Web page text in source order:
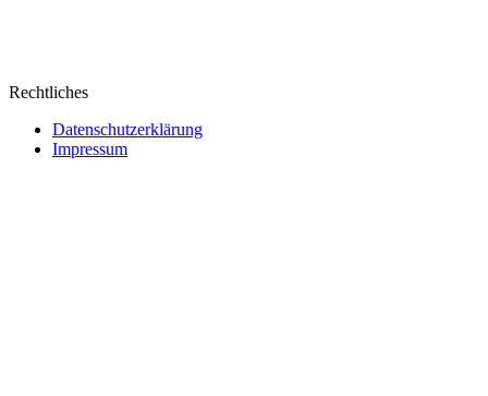
Rechtliches
Datenschutzerklärung
Impressum